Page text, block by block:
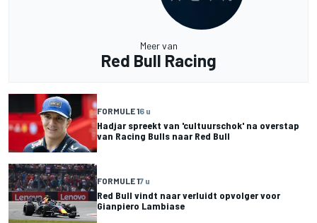
Meer van
Red Bull Racing
FORMULE 16 u
Hadjar spreekt van 'cultuurschok' na overstap
van Racing Bulls naar Red Bull
FORMULE 17 u
Red Bull vindt naar verluidt opvolger voor
Gianpiero Lambiase